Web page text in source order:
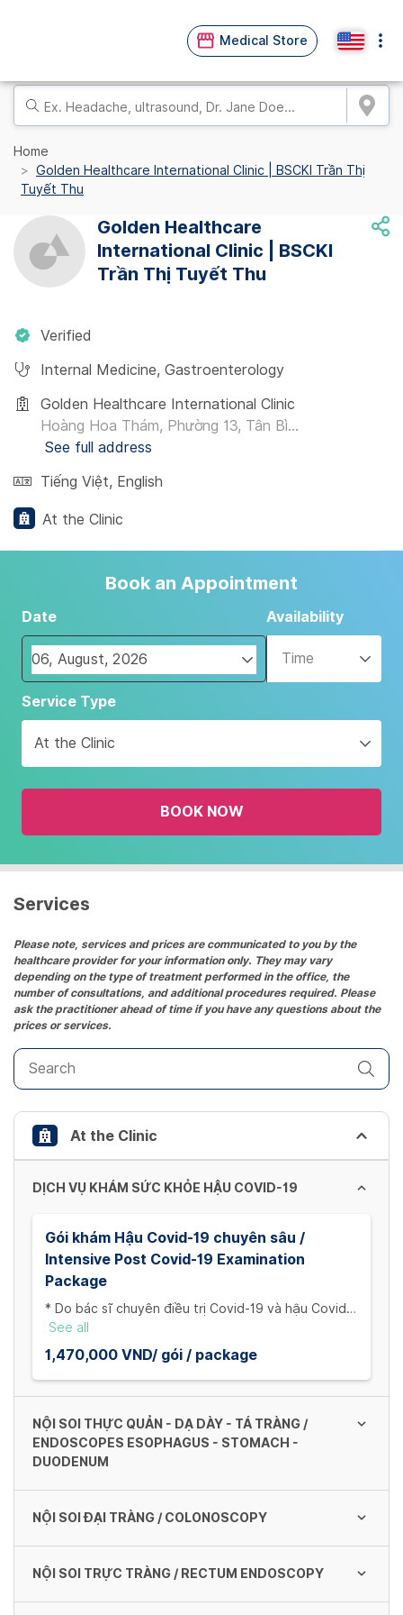
Medical Store
Home
Golden Healthcare International Clinic | BSCKI Trần Thị
Tuyết Thu
Golden Healthcare
International Clinic | BSCKI
Trần Thị Tuyết Thu
Verified
Internal Medicine, Gastroenterology
Golden Healthcare International Clinic
Hoàng Hoa Thám, Phường 13, Tân Bì...
See full address
Tiếng Việt, English
At the Clinic
Book an Appointment
Date
Navigate
forward
interact
with
the
and
date.
the
question
mark
key
to
get
the
keyboard
shortcuts
for
changing
dates.
Availability
Time
Service Type
At the Clinic
BOOK NOW
Services
Please note, services and prices are communicated to you by the
healthcare provider for your information only. They may vary
depending on the type of treatment performed in the office, the
number of consultations, and additional procedures required. Please
ask the practitioner ahead of time if you have any questions about the
prices or services.
At the Clinic
DỊCH VỤ KHÁM SỨC KHỎE HẬU COVID-19
Gói khám Hậu Covid-19 chuyên sâu /
Intensive Post Covid-19 Examination
Package
* Do bác sĩ chuyên điều trị Covid-19 và hậu Covid-
19 đảm nhận ** Gói khám bao gồm: 1. Khám lâm
sàng 2. Xét nghiệm máu tổng quát (Công thức máu,
đường huyết lúc đói, cholesterol toàn phần,
triglyceride, Kali máu, uric acid, SGOT, SGPT, huyết
Siêu âm tim 6. ECG
See all
1,470,000 VND/ gói / package
NỘI SOI THỰC QUẢN - DẠ DÀY - TÁ TRÀNG /
ENDOSCOPES ESOPHAGUS - STOMACH -
DUODENUM
Khám tiêu hóa / Gastroenterology
examination
200,000 VND
NỘI SOI ĐẠI TRÀNG / COLONOSCOPY
Nội soi đại tràng tiền mê / Pre-anesthesia
colonoscopy
NỘI SOI TRỰC TRÀNG / RECTUM ENDOSCOPY